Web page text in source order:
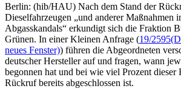
Berlin: (hib/HAU) Nach dem Stand der
Dieselfahrzeugen „und anderer Maßnahmen
Abgasskandals“ erkundigt sich die Fraktion
Grünen. In einer Kleinen Anfrage (19/2595
neues Fenster)) führen die Abgeordneten
deutscher Hersteller auf und fragen, wann
begonnen hat und bei wie viel Prozent dieser
Rückruf bereits abgeschlossen ist.